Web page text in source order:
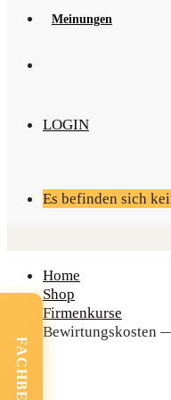
Mei­nun­gen
LOGIN
Es befinden sich
Home
Shop
Firmenkurse
Bewir­tungs­kos­ten